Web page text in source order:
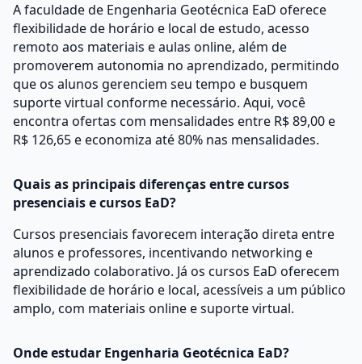
A faculdade de Engenharia Geotécnica EaD oferece
flexibilidade de horário e local de estudo, acesso
remoto aos materiais e aulas online, além de
promoverem autonomia no aprendizado, permitindo
que os alunos gerenciem seu tempo e busquem
suporte virtual conforme necessário. Aqui, você
encontra ofertas com mensalidades entre R$ 89,00 e
R$ 126,65 e economiza até 80% nas mensalidades.
Quais as principais diferenças entre cursos
presenciais e cursos EaD?
Cursos presenciais favorecem interação direta entre
alunos e professores, incentivando networking e
aprendizado colaborativo. Já os cursos EaD oferecem
flexibilidade de horário e local, acessíveis a um público
amplo, com materiais online e suporte virtual.
Onde estudar Engenharia Geotécnica EaD?